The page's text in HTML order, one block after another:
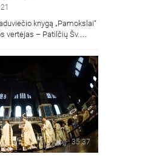
21
knygą „Pamokslai“
vertėjas – Patilčių Šv.
dr. Algirdas Petras
35:37